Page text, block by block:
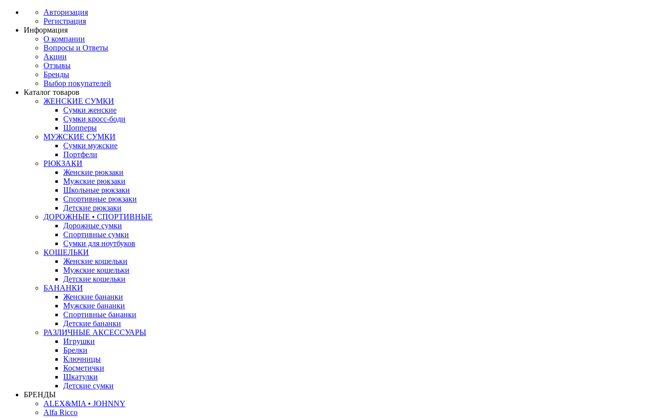
Авторизация
Регистрация
Информация
О компании
Вопросы и Ответы
Акции
Отзывы
Бренды
Выбор покупателей
Каталог товаров
ЖЕНСКИЕ СУМКИ
Сумки женские
Сумки кросс-боди
Шопперы
МУЖСКИЕ СУМКИ
Сумки мужские
Портфели
РЮКЗАКИ
Женские рюкзаки
Мужские рюкзаки
Школьные рюкзаки
Спортивные рюкзаки
Детские рюкзаки
ДОРОЖНЫЕ • СПОРТИВНЫЕ
Дорожные сумки
Спортивные сумки
Сумки для ноутбуков
КОШЕЛЬКИ
Женские кошельки
Мужские кошельки
Детские кошельки
БАНАНКИ
Женские бананки
Мужские бананки
Спортивные бананки
Детские бананки
РАЗЛИЧНЫЕ АКСЕССУАРЫ
Игрушки
Брелки
Ключницы
Косметички
Шкатулки
Детские сумки
БРЕНДЫ
ALEX&MIA • JOHNNY
Alfa Ricco